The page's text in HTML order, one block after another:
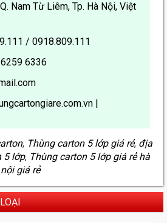
Q. Nam Từ Liêm, Tp. Hà Nội, Việt
/ 0918.809.111
6336
, Thùng carton 5 lớp giá rẻ, địa
5 lớp, Thùng carton 5 lớp giá rẻ hà
giá rẻ